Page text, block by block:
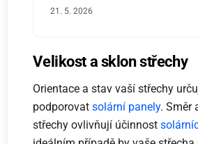
21. 5. 2026
Velikost a sklon střechy
Orientace a stav vaší střechy
podporovatsolární panely. Směr
střechy ovlivňují účinnost